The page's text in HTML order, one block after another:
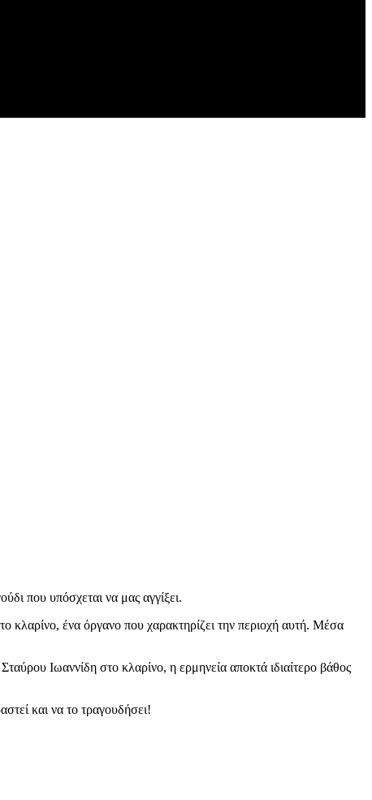
που υπόσχεται να μας αγγίξει.
κλαρίνο, ένα όργανο που χαρακτηρίζει την περιοχή αυτή. Μέσα
Ιωαννίδη στο κλαρίνο, η ερμηνεία αποκτά ιδιαίτερο βάθος
και να το τραγουδήσει!